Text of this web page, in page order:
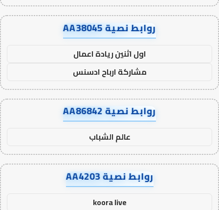
روابط نصية AA38045
اول اثنين ريادة اعمال
مشاركة ارباح ادسنس
روابط نصية AA86842
عالم الشباب
روابط نصية AA4203
koora live